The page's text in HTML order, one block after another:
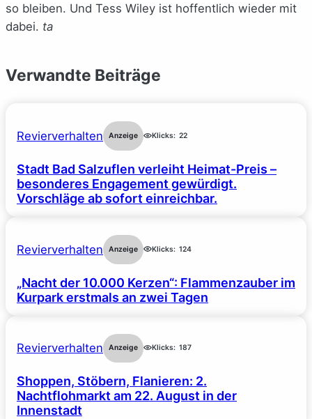
so bleiben. Und Tess Wiley ist hoffentlich wieder mit
dabei. ta
Verwandte Beiträge
Revierverhalten Anzeige Klicks: 22
Stadt Bad Salzuflen verleiht Heimat-Preis –
besonderes Engagement gewürdigt.
Vorschläge ab sofort einreichbar.
Revierverhalten Anzeige Klicks: 124
„Nacht der 10.000 Kerzen“: Flammenzauber im
Kurpark erstmals an zwei Tagen
Revierverhalten Anzeige Klicks: 187
Shoppen, Stöbern, Flanieren: 2.
Nachtflohmarkt am 22. August in der
Innenstadt